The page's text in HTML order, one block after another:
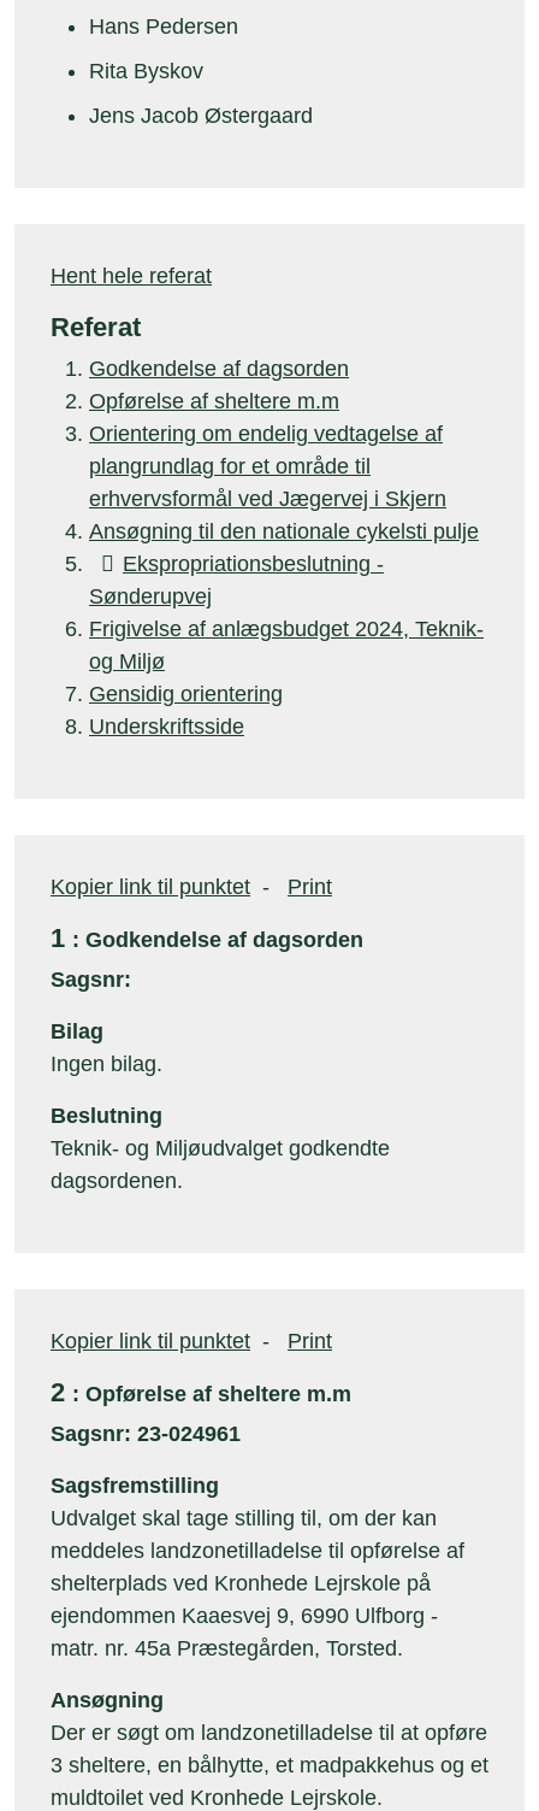
Hans Pedersen
Rita Byskov
Jens Jacob Østergaard
Hent hele referat
Referat
Godkendelse af dagsorden
Opførelse af sheltere m.m
Orientering om endelig vedtagelse af
plangrundlag for et område til
erhvervsformål ved Jægervej i Skjern
Ansøgning til den nationale cykelsti pulje
 Ekspropriationsbeslutning -
Sønderupvej
Frigivelse af anlægsbudget 2024, Teknik-
og Miljø
Gensidig orientering
Underskriftsside
Kopier link til punktet - Print
1 : Godkendelse af dagsorden
Sagsnr:
Bilag
Ingen bilag.
Beslutning
Teknik- og Miljøudvalget godkendte
dagsordenen.
Kopier link til punktet - Print
2 : Opførelse af sheltere m.m
Sagsnr: 23-024961
Sagsfremstilling
Udvalget skal tage stilling til, om der kan
meddeles landzonetilladelse til opførelse af
shelterplads ved Kronhede Lejrskole på
ejendommen Kaaesvej 9, 6990 Ulfborg -
matr. nr. 45a Præstegården, Torsted.
Ansøgning
Der er søgt om landzonetilladelse til at opføre
3 sheltere, en bålhytte, et madpakkehus og et
muldtoilet ved Kronhede Lejrskole.